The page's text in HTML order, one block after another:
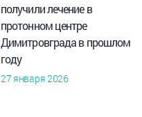
получили лечение в
протонном центре
Димитровграда в прошлом
году
27 января 2026